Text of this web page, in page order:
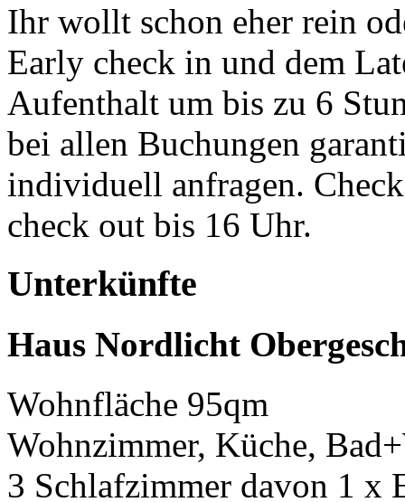
Ihr wollt schon eher rein
Early check in und dem
Aufenthalt um bis zu 6
bei allen Buchungen
individuell anfragen.
check out bis 16 Uhr.
Unterkünfte
Haus Nordlicht
Wohnfläche 95qm
Wohnzimmer, Küche,
3 Schlafzimmer davon 1 x